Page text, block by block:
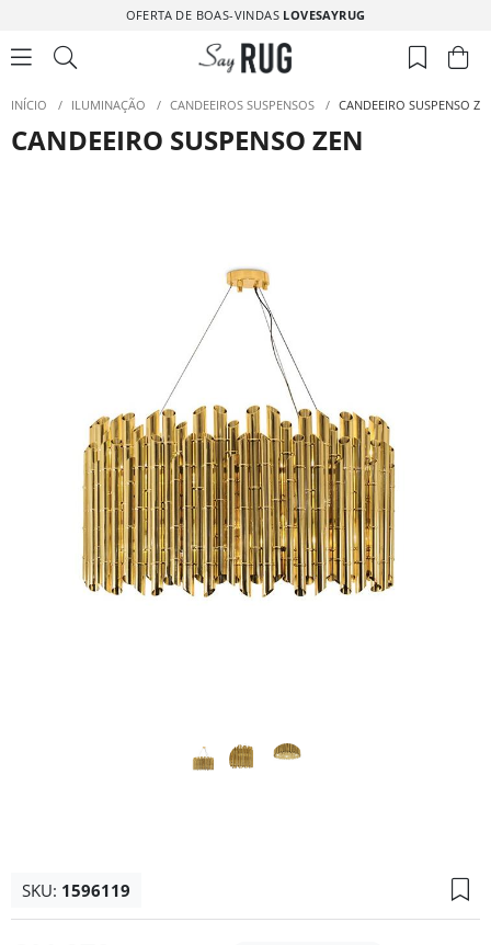
OFERTA DE BOAS-VINDAS LOVESAYRUG
INÍCIO / ILUMINAÇÃO / CANDEEIROS SUSPENSOS / CANDEEIRO SUSPENSO
CANDEEIRO SUSPENSO ZEN
SKU: 1596119